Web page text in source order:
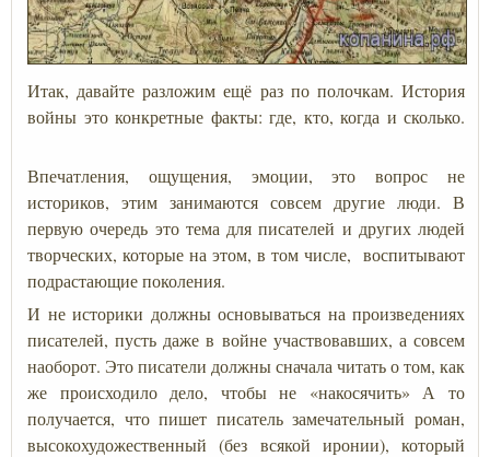
Итак, давайте разложим ещё раз по полочкам. История
войны это конкретные факты: где, кто, когда и сколько.
Впечатления, ощущения, эмоции, это вопрос не
историков, этим занимаются совсем другие люди. В
первую очередь это тема для писателей и других людей
творческих, которые на этом, в том числе, воспитывают
подрастающие поколения.
И не историки должны основываться на произведениях
писателей, пусть даже в войне участвовавших, а совсем
наоборот. Это писатели должны сначала читать о том, как
же происходило дело, чтобы не «накосячить» А то
получается, что пишет писатель замечательный роман,
высокохудожественный (без всякой иронии), который